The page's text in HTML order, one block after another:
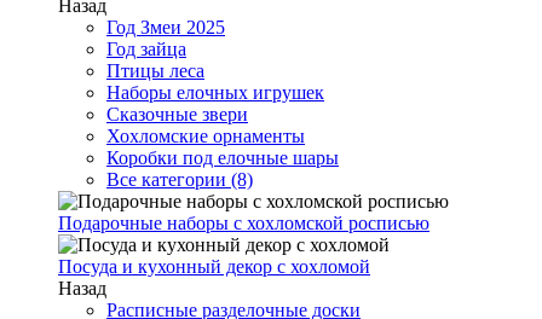
Назад
Год Змеи 2025
Год зайца
Птицы леса
Наборы елочных игрушек
Сказочные звери
Хохломские орнаменты
Коробки под елочные шары
Все категории (8)
Подарочные наборы с хохломской росписью
Посуда и кухонный декор с хохломой
Назад
Расписные разделочные доски